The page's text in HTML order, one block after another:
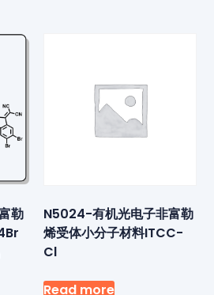
勒
N5024-有机光电子非富勒
烯受体小分子材料ITCC-
Cl
Read more